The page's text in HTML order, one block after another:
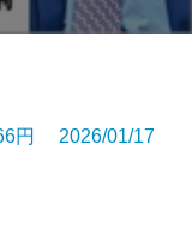
円 2026/01/17